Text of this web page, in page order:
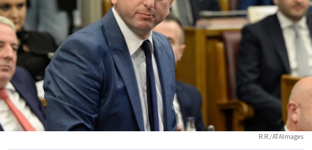
R.R./ATAImages